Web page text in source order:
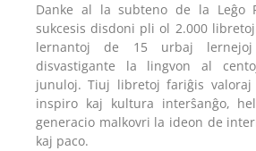
Danke al la subteno de la Leĝo
sukcesis disdoni pli ol 2.000
lernantoj de 15 urbaj lernejoj
disvastigante la lingvon al
junuloj. Tiuj libretoj fariĝis
inspiro kaj kultura interŝanĝo,
generacio malkovri la ideon de
kaj paco.